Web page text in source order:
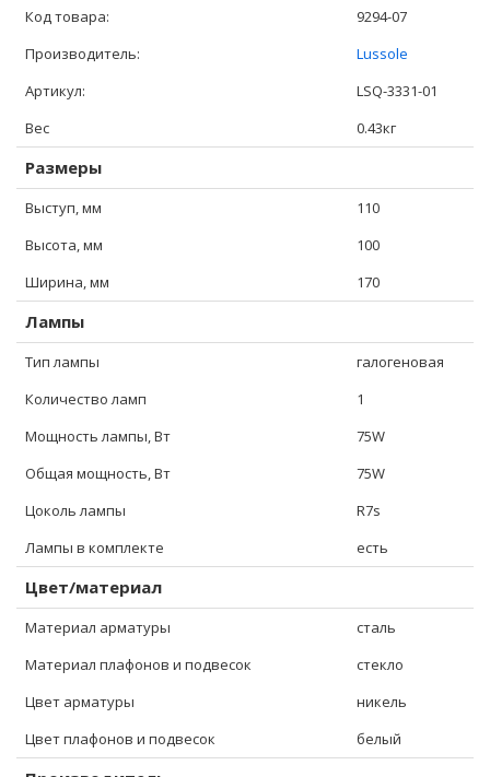
Код товара:
9294-07
Производитель:
Lussole
Артикул:
LSQ-3331-01
Вес
0.43кг
Размеры
Выступ, мм
110
Высота, мм
100
Ширина, мм
170
Лампы
Тип лампы
галогеновая
Количество ламп
1
Мощность лампы, Вт
75W
Общая мощность, Вт
75W
Цоколь лампы
R7s
Лампы в комплекте
есть
Цвет/материал
Материал арматуры
сталь
Материал плафонов и подвесок
стекло
Цвет арматуры
никель
Цвет плафонов и подвесок
белый